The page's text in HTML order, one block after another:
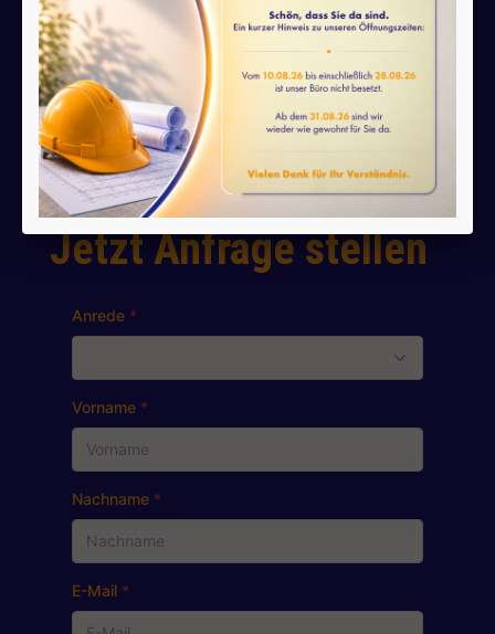
Montag
08:00 - 13:00 Uhr
Dienstag
08:00 - 13:00 Uhr
Mittwoch
08:00 - 13:00 Uhr
Donnerstag
Freitag
08:00 - 13:00 Uhr
Jetzt Anfrage stellen